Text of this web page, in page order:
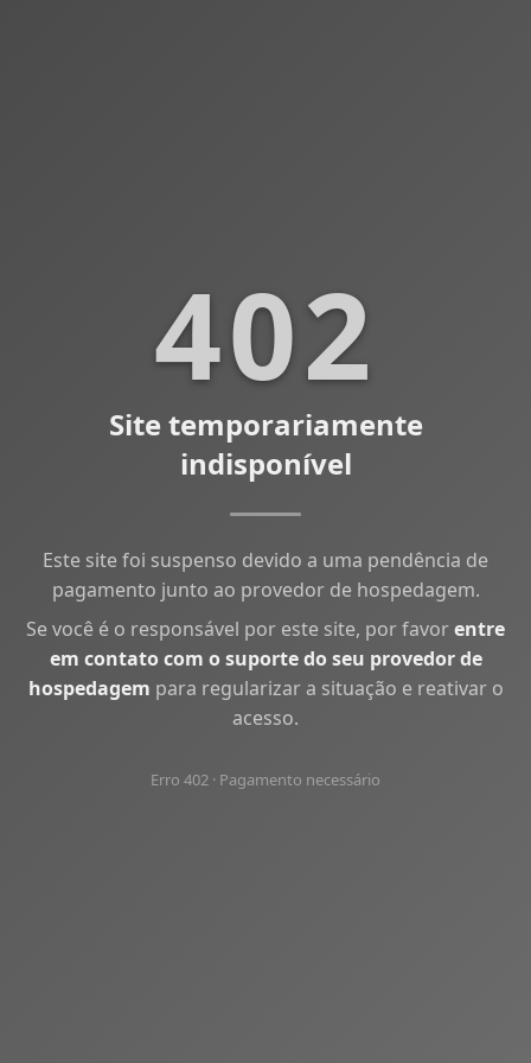
402
Site temporariamente
indisponível
Este site foi suspenso devido a uma pendência de
pagamento junto ao provedor de hospedagem.
Se você é o responsável por este site, por favorentre
em contato com o suporte do seu provedor de
hospedagem para regularizar a situação e reativar o
acesso.
Erro 402 · Pagamento necessário